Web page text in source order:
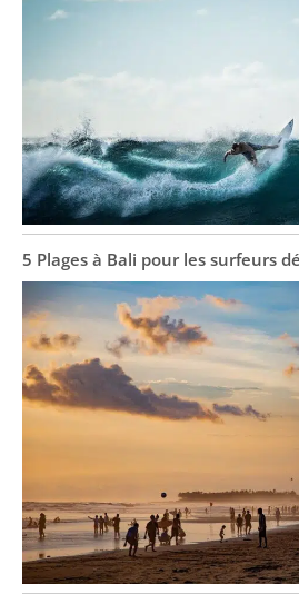
5 Plages à Bali pour les surfeurs